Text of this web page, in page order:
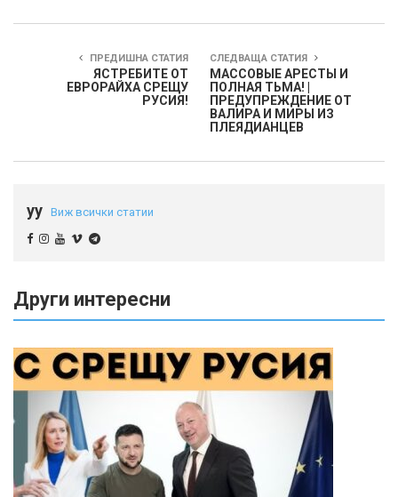
ПРЕДИШНА СТАТИЯ
ЯСТРЕБИТЕ ОТ
ЕВРОРАЙХА СРЕЩУ
РУСИЯ!
СЛЕДВАЩА СТАТИЯ
МАССОВЫЕ АРЕСТЫ И
ПОЛНАЯ ТЬМА! |
ПРЕДУПРЕЖДЕНИЕ ОТ
ВАЛИРА И МИРЫ ИЗ
ПЛЕЯДИАНЦЕВ
yy Виж всички статии
Други интересни